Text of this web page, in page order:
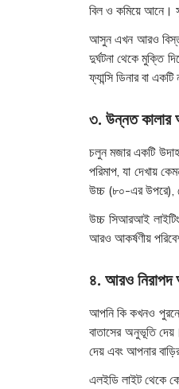
বিল ও কমিয়ে আনে।
আসুন এখন আরও
দুর্ঘটনা থেকে মুক্তি
ফ্যান্সি ডিনার বা
৩. উন্নত
চলুন মজার একটি
পরিমাপ, যা দেখায়
উচ্চ (৮০-এর উপরে),
উচ্চ সিআরআই লাইটিং
আরও আকর্ষণীয়
৪. আরও
আপনি কি কখনও পুরনো
বাতাসের অনুভূতি
দেয় এবং আপনার
এলইডি লাইট থেকে